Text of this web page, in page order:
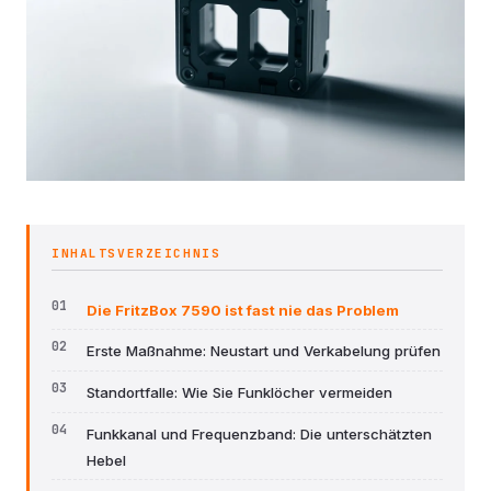
INHALTSVERZEICHNIS
Die FritzBox 7590 ist fast nie das Problem
Erste Maßnahme: Neustart und Verkabelung prüfen
Standortfalle: Wie Sie Funklöcher vermeiden
Funkkanal und Frequenzband: Die unterschätzten
Hebel